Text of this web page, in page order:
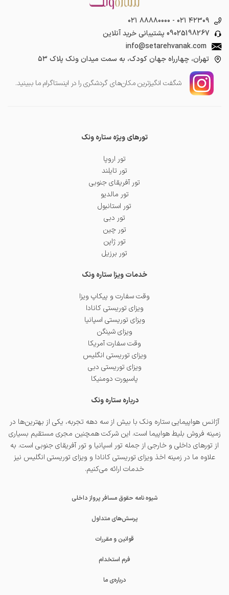
۰۲۱ ۸۸۸۸۰۰۰۰ - ۰۲۱ ۴۲۳۰۹
09025198267 پشتیبانی خرید آنلاین
info@setarehvanak.com
تهران، چهارراه جهان کودک، به سمت میدان ونک پلاک ۵۳
شگفت انگیز‌ترین مکان‌های گردشگری را در اینستاگرام ما ببینید.
تورهای ویژه ستاره ونک
تور اروپا
تور تایلند
تور آفریقای جنوبی
تور مالدیو
تور استانبول
تور دبی
تور چین
تور ژاپن
تور برزیل
خدمات ویزا ستاره ونک
وقت سفارت و پیکاپ ویزا
ویزای توریستی کانادا
ویزای توریستی اسپانیا
ویزای شینگن
وقت سفارت آمریکا
ویزای توریستی انگلیس
ویزای توریستی دبی
پاسپورت دومنیکا
درباره ستاره ونک
آژانس هواپیمایی ستاره ونک با بیش از سه دهه تجربه، یکی از بهترین‌ها در
زمینه فروش بلیط هواپیما است. این شرکت همچنین مجری مستقیم بسیاری
از تورهای داخلی و خارجی از جمله تور اسپانیا و تور آفریقای جنوبی است. به
علاوه ما در زمینه اخذ ویزای توریستی کانادا و ویزای توریستی انگلیس نیز
خدمات ارائه می‌کنیم.
شیوه نامه حقوق مسافر پرواز داخلی
پرسش‌های متداول
قوانین و مقررات
فرم استخدام
درباره‌ی ما